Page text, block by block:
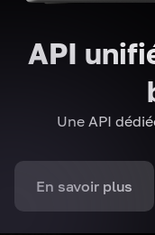
API
Une API
En savoir plus